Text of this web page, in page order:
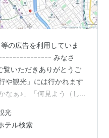
の広告を利用していま
ｰｰｰｰｰｰｰｰｰｰｰｰｰ みなさ
覧いただきありがとうご
や観光」には行かれます
なぁ♪」「何見よう（しよ
ね♪ さてさて、残念なが
のでさほど時間もあり
光
テル検索